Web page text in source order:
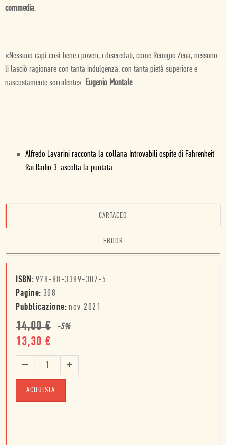
commedia.
«Nessuno capì così bene i poveri, i diseredati, come Remigio Zena; nessuno
li lasciò ragionare con tanta indulgenza, con tanta pietà superiore e
nascostamente sorridente». Eugenio Montale
Alfredo Lavarini racconta la collana Introvabili ospite di Fahrenheit
Rai Radio 3: ascolta la puntata
CARTACEO
EBOOK
ISBN: 978-88-3389-307-5
Pagine: 308
Pubblicazione: nov 2021
14,00€ -5%
13,30 €
ACQUISTA